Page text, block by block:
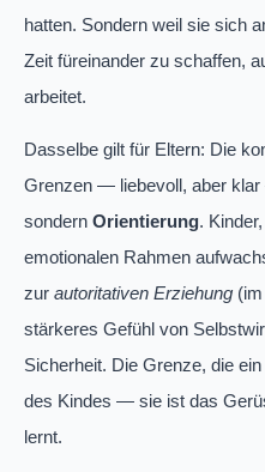
hatten. Sondern weil sie sich
Zeit füreinander zu schaffen,
arbeitet.
Dasselbe gilt für Eltern: Die
Grenzen — liebevoll, aber
sondern Orientierung.
emotionalen Rahmen
zur autoritativen Erziehung
stärkeres Gefühl von
Sicherheit. Die Grenze, die
des Kindes — sie ist das
lernt.